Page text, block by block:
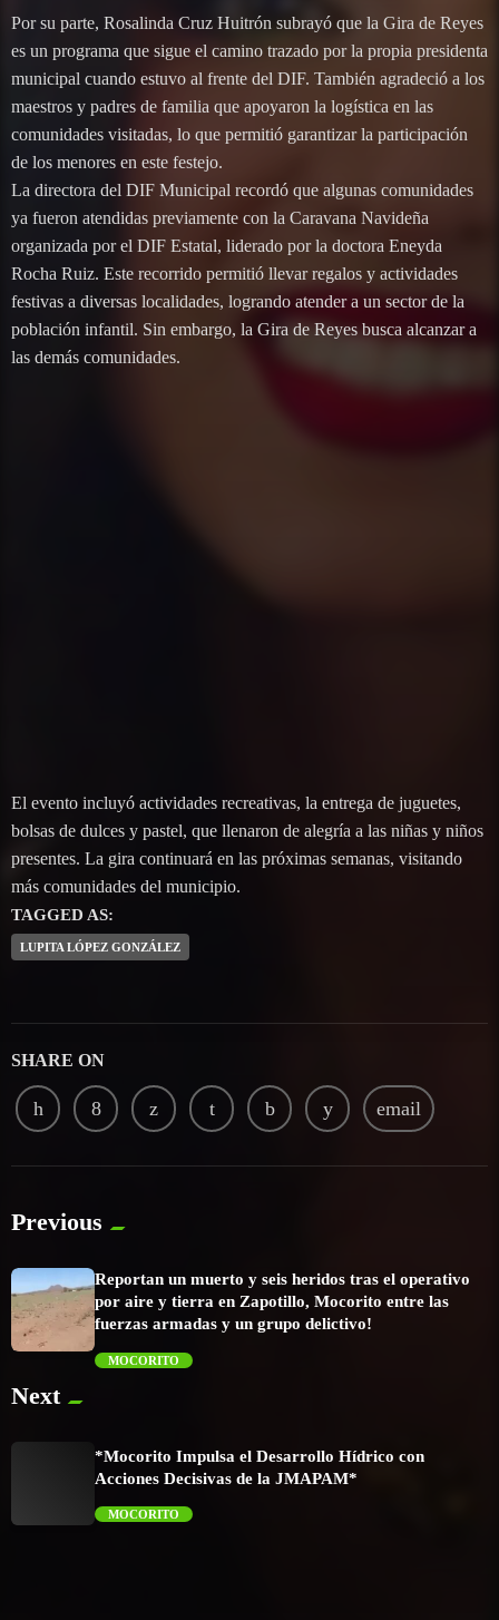
Por su parte, Rosalinda Cruz Huitrón subrayó que la Gira de Reyes
es un programa que sigue el camino trazado por la propia presidenta
municipal cuando estuvo al frente del DIF. También agradeció a los
maestros y padres de familia que apoyaron la logística en las
comunidades visitadas, lo que permitió garantizar la participación
de los menores en este festejo.
La directora del DIF Municipal recordó que algunas comunidades
ya fueron atendidas previamente con la Caravana Navideña
organizada por el DIF Estatal, liderado por la doctora Eneyda
Rocha Ruiz. Este recorrido permitió llevar regalos y actividades
festivas a diversas localidades, logrando atender a un sector de la
población infantil. Sin embargo, la Gira de Reyes busca alcanzar a
las demás comunidades.
El evento incluyó actividades recreativas, la entrega de juguetes,
bolsas de dulces y pastel, que llenaron de alegría a las niñas y niños
presentes. La gira continuará en las próximas semanas, visitando
más comunidades del municipio.
TAGGED AS:
LUPITA LÓPEZ GONZÁLEZ
SHARE ON
email
Previous
Reportan un muerto y seis heridos tras el operativo
por aire y tierra en Zapotillo, Mocorito entre las
fuerzas armadas y un grupo delictivo!
MOCORITO
Next
*Mocorito Impulsa el Desarrollo Hídrico con
Acciones Decisivas de la JMAPAM*
MOCORITO